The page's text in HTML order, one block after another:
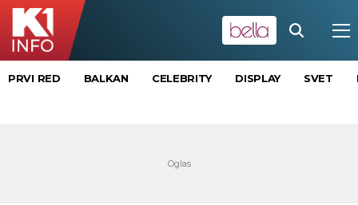
PRVI RED BALKAN CELEBRITY DISPLAY SVET